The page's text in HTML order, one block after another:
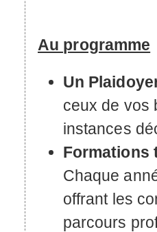
Au programme
Un
ceux de vos
instances
Formations
Chaque
offrant les
parcours